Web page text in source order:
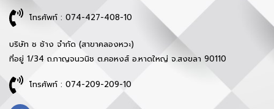
โทรศัพท์ : 074-427-408-10
บริษัท ช ช้าง จำกัด (สาขาคลองหวะ)
ที่อยู่ 1/34 ถ.กาญจนวนิช ต.คอหงส์ อ.หาดใหญ่ จ.สงขลา 90110
โทรศัพท์ : 074-209-209-10